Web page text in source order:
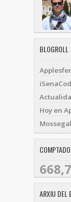
BLOGROLL
Hoy en
ARXIU DEL